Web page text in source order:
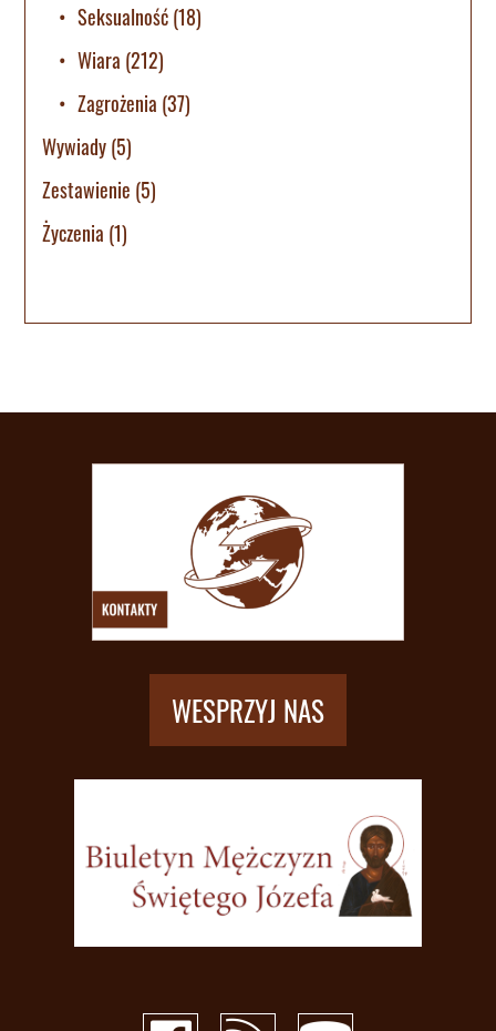
Seksualność(18)
Wiara (212)
Zagrożenia (37)
Wywiady(5)
Zestawienie (5)
Życzenia (1)
WESPRZYJ NAS